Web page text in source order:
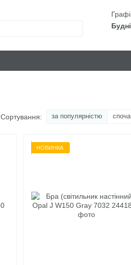
Сортування: за популярністю
НОВИНКА